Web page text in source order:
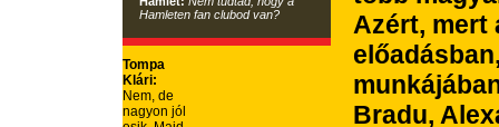
Hamleten fan clubodvan?
Tompa
Klári:
Nem, de
nagyon jól
Azért, mert
Bradu,